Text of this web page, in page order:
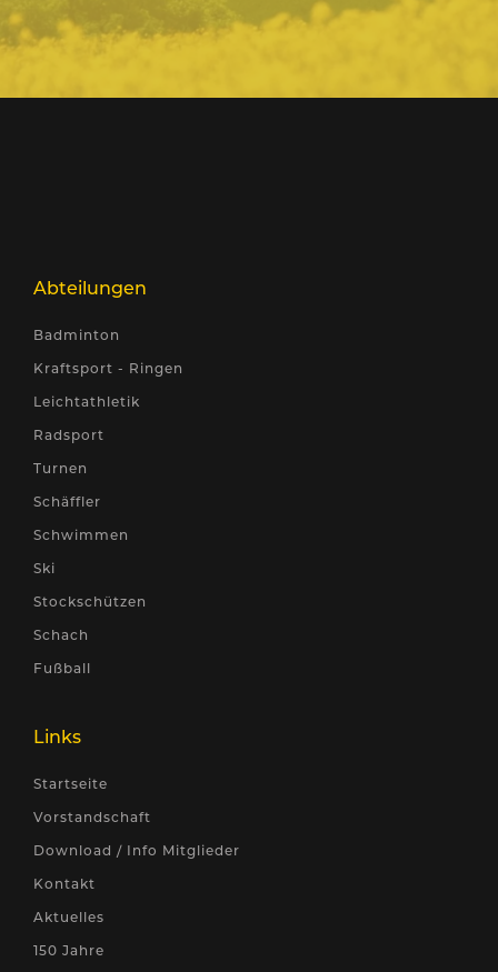
Abteilungen
Badminton
Kraftsport - Ringen
Leichtathletik
Radsport
Turnen
Schäffler
Schwimmen
Ski
Stockschützen
Schach
Fußball
Links
Startseite
Vorstandschaft
Download / Info Mitglieder
Kontakt
Aktuelles
150 Jahre